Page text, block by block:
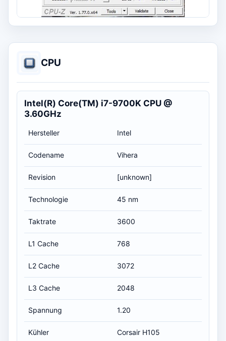
CPU
Intel(R) Core(TM) i7-9700K CPU @
3.60GHz
Hersteller Intel
Codename Vihera
Revision [unknown]
Technologie 45 nm
Taktrate 3600
L1 Cache 768
L2 Cache 3072
L3 Cache 2048
Spannung 1.20
Kühler Corsair H105